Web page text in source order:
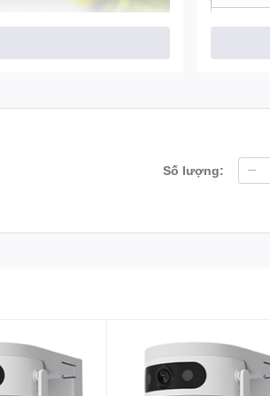
đêm có màu giúp phát
Lưu trữ
Onvif
Số lượng: